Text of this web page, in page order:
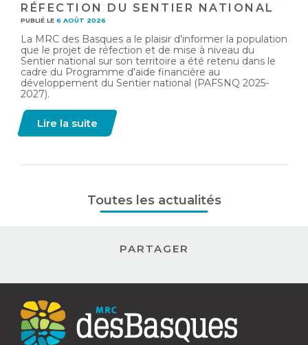
RÉFECTION DU SENTIER NATIONAL
PUBLIÉ LE 6 AOÛT 2026
La MRC des Basques a le plaisir d'informer la population
que le projet de réfection et de mise à niveau du
Sentier national sur son territoire a été retenu dans le
cadre du Programme d'aide financière au
développement du Sentier national (PAFSNQ 2025-
2027).
Lire la suite
Toutes les actualités
PARTAGER
Contact
MRC
des
Basques